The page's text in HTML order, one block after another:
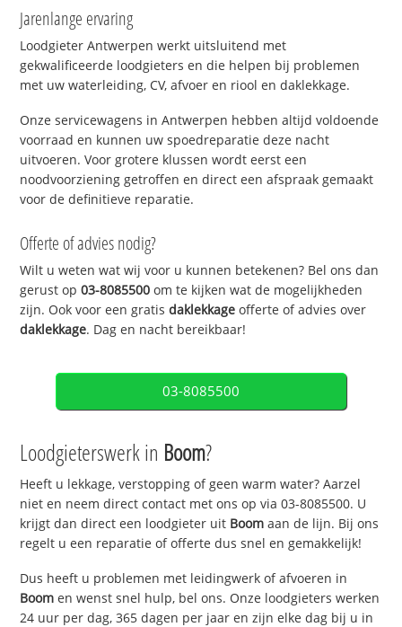
Jarenlange ervaring
Loodgieter Antwerpen werkt uitsluitend met
gekwalificeerde loodgieters en die helpen bij problemen
met uw waterleiding, CV, afvoer en riool en daklekkage.
Onze servicewagens in Antwerpen hebben altijd voldoende
voorraad en kunnen uw spoedreparatie deze nacht
uitvoeren. Voor grotere klussen wordt eerst een
noodvoorziening getroffen en direct een afspraak gemaakt
voor de definitieve reparatie.
Offerte of advies nodig?
Wilt u weten wat wij voor u kunnen betekenen? Bel ons dan
gerust op03-8085500 om te kijken wat de mogelijkheden
zijn. Ook voor een gratisdaklekkage offerte of advies over
daklekkage. Dag en nacht bereikbaar!
03-8085500
Loodgieterswerk in Boom?
Heeft u lekkage, verstopping of geen warm water? Aarzel
niet en neem direct contact met ons op via 03-8085500. U
krijgt dan direct een loodgieter uit Boom aan de lijn. Bij ons
regelt u een reparatie of offerte dus snel en gemakkelijk!
Dus heeft u problemen met leidingwerk of afvoeren in
Boom en wenst snel hulp, bel ons. Onze loodgieters werken
24 uur per dag, 365 dagen per jaar en zijn elke dag bij u in